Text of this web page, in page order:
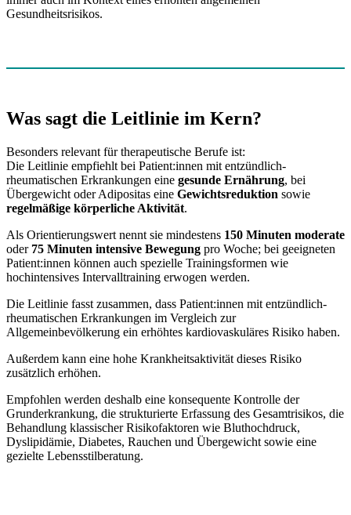
Gesundheitsrisikos.
Was sagt die Leitlinie im Kern?
Besonders relevant für therapeutische Berufe ist:
Die Leitlinie empfiehlt bei Patient:innen mit entzündlich-
rheumatischen Erkrankungen eine gesunde Ernährung, bei
Übergewicht oder Adipositas eine Gewichtsreduktion sowie
regelmäßige körperliche Aktivität.
Als Orientierungswert nennt sie mindestens 150 Minuten moderate
oder 75 Minuten intensive Bewegung pro Woche; bei geeigneten
Patient:innen können auch spezielle Trainingsformen wie
hochintensives Intervalltraining erwogen werden.
Die Leitlinie fasst zusammen, dass Patient:innen mit entzündlich-
rheumatischen Erkrankungen im Vergleich zur
Allgemeinbevölkerung ein erhöhtes kardiovaskuläres Risiko haben.
Außerdem kann eine hohe Krankheitsaktivität dieses Risiko
zusätzlich erhöhen.
Empfohlen werden deshalb eine konsequente Kontrolle der
Grunderkrankung, die strukturierte Erfassung des Gesamtrisikos, die
Behandlung klassischer Risikofaktoren wie Bluthochdruck,
Dyslipidämie, Diabetes, Rauchen und Übergewicht sowie eine
gezielte Lebensstilberatung.